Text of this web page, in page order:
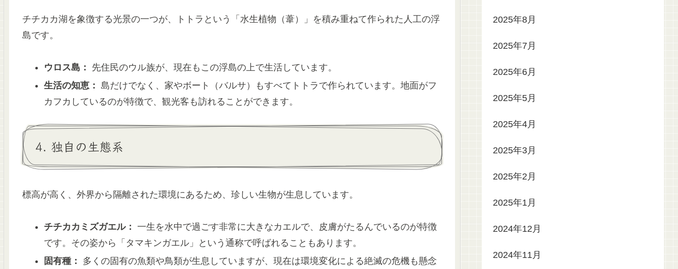
チチカカ湖を象徴する光景の一つが、トトラという「水生植物（葦）」を積み重ねて作られた人工の浮
島です。
ウロス島：
先住民のウル族が、現在もこの浮島の上で生活しています。
生活の知恵： 島だけでなく、家やボート（バルサ）もすべてトトラで作られています。地面がフ
カフカしているのが特徴で、観光客も訪れることができます。
4. 独自の生態系
標高が高く、外界から隔離された環境にあるため、珍しい生物が生息しています。
チチカカミズガエル： 一生を水中で過ごす非常に大きなカエルで、皮膚がたるんでいるのが特徴
です。その姿から「タマキンガエル」という通称で呼ばれることもあります。
固有種：
多くの固有の魚類や鳥類が生息していますが、現在は環境変化による絶滅の危機も懸念
2025年8月
2025年7月
2025年6月
2025年5月
2025年4月
2025年3月
2025年2月
2025年1月
2024年12月
2024年11月